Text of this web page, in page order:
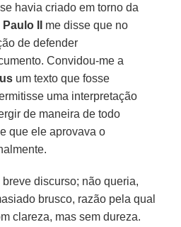
havia criado em torno da
II
me disse que no
de defender
Convidou-me a
um texto que fosse
uma interpretação
de maneira de todo
que ele aprovava o
discurso; não queria,
brusco, razão pela qual
clareza, mas sem dureza.